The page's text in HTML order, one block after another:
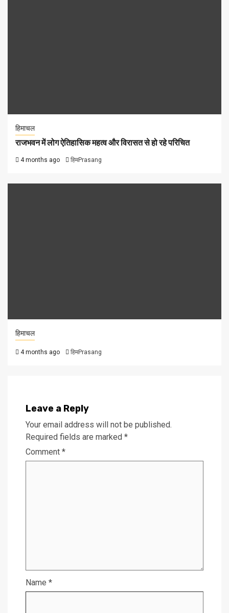
हिमाचल
राजभवन में लोग ऐतिहासिक महत्व और विरासत से हो रहे परिचित
4 months ago हिमPrasang
हिमाचल
4 months ago हिमPrasang
Leave a Reply
Your email address will not be published.
Required fields are marked *
Comment *
Name *